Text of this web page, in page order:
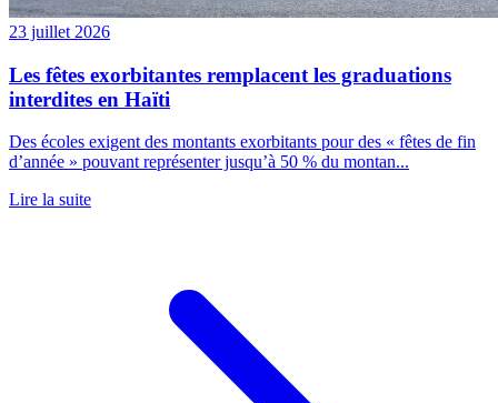
23 juillet 2026
Les fêtes exorbitantes remplacent les graduations
interdites en Haïti
Des écoles exigent des montants exorbitants pour des « fêtes de fin
d’année » pouvant représenter jusqu’à 50 % du montan...
Lire la suite